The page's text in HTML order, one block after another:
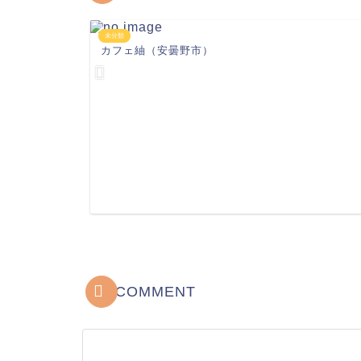
未分類
カフェ紬（安曇野市）
COMMENT